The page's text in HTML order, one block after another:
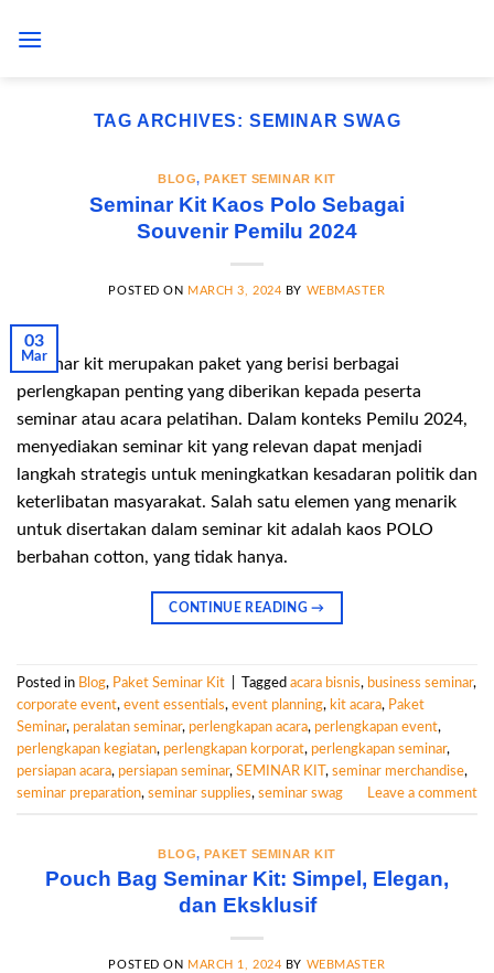
TAG ARCHIVES: SEMINAR SWAG
BLOG,PAKET SEMINAR KIT
Seminar Kit Kaos Polo Sebagai
Souvenir Pemilu 2024
POSTED ON MARCH 3, 2024 BY WEBMASTER
03
Mar
Seminar kit merupakan paket yang berisi berbagai
perlengkapan penting yang diberikan kepada peserta
seminar atau acara pelatihan. Dalam konteks Pemilu 2024,
menyediakan seminar kit yang relevan dapat menjadi
langkah strategis untuk meningkatkan kesadaran politik dan
keterlibatan masyarakat. Salah satu elemen yang menarik
untuk disertakan dalam seminar kit adalah kaos POLO
berbahan cotton, yang tidak hanya.
CONTINUE READING→
Posted in Blog, Paket Seminar Kit Tagged acara bisnis, business seminar,
corporate event, event essentials, event planning, kit acara, Paket
Seminar, peralatan seminar, perlengkapan acara, perlengkapan event,
perlengkapan kegiatan, perlengkapan korporat, perlengkapan seminar,
persiapan acara, persiapan seminar, SEMINAR KIT , seminar merchandise,
seminar preparation, seminar supplies, seminar swag Leave a comment
BLOG,PAKET SEMINAR KIT
Pouch Bag Seminar Kit: Simpel, Elegan,
dan Eksklusif
POSTED ON MARCH 1, 2024 BY WEBMASTER